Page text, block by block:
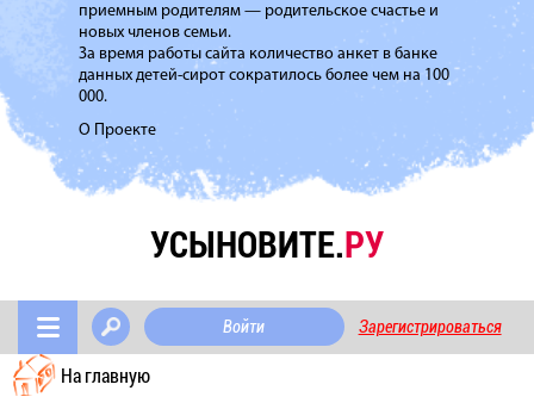
приемным родителям — родительское счастье и
новых членов семьи.
За время работы сайта количество анкет в банке
данных детей-сирот сократилось более чем на 100
000.
О Проекте
УСЫНОВИТЕ.РУ
Войти Зарегистрироваться
На главную